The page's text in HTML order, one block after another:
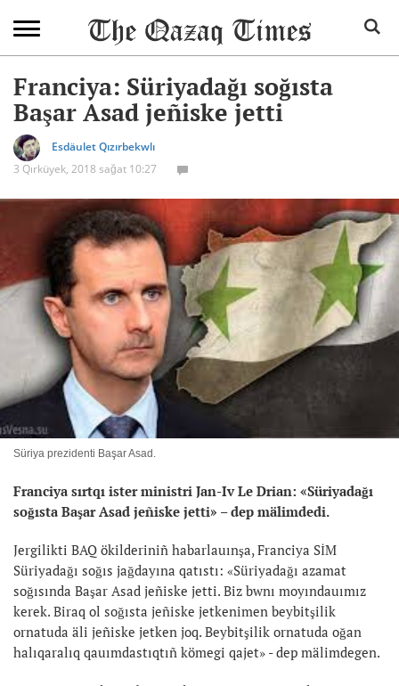
Franciya: Süriyadağı soğısta
Başar Asad jeñiske jetti
Esdäulet Qızırbekwlı
3 Qırküyek, 2018 sağat 10:27
Süriya prezidenti Başar Asad.
Franciya sırtqı ister ministri Jan-Iv Le Drian: «Süriyadağı
soğısta Başar Asad jeñiske jetti» – dep mälimdedi.
Jergilikti BAQ ökilderiniñ habarlauınşa, Franciya SİM
Süriyadağı soğıs jağdayına qatıstı: «Süriyadağı azamat
soğısında Başar Asad jeñiske jetti. Biz bwnı moyındauımız
kerek. Biraq ol soğısta jeñiske jetkenimen beybitşilik
ornatuda äli jeñiske jetken joq. Beybitşilik ornatuda oğan
halıqaralıq qauımdastıqtıñ kömegi qajet» - dep mälimdegen.